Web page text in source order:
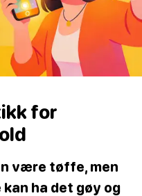
for
være tøffe, men
ha det gøy og